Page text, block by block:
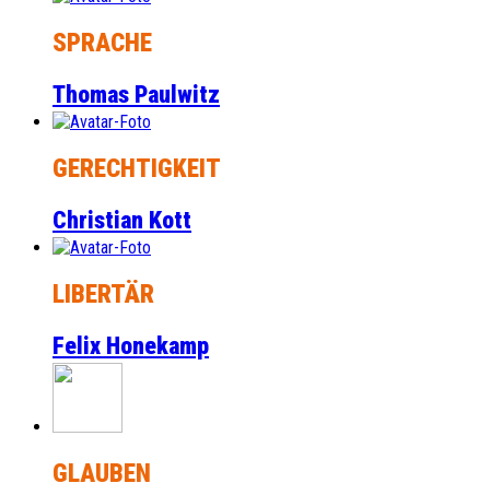
SPRACHE
Thomas Paulwitz
GERECHTIGKEIT
Christian Kott
LIBERTÄR
Felix Honekamp
GLAUBEN